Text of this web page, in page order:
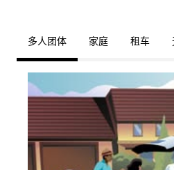
多人团体 家庭 租车